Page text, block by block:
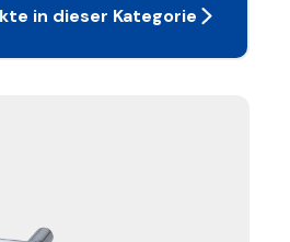
in dieser Kategorie